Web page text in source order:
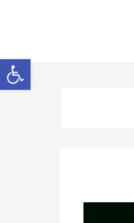
פתח סרגל נגישות